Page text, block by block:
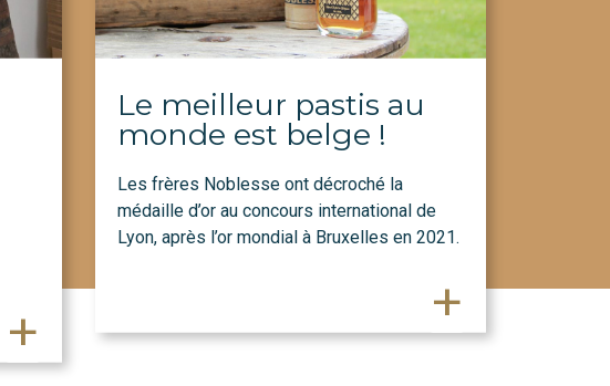
+
Le meilleur pastis au
monde est belge !
Les frères Noblesse ont décroché la
médaille d’or au concours international de
Lyon, après l’or mondial à Bruxelles en 2021.
+